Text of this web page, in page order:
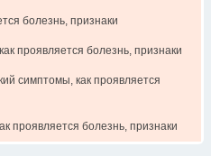
болезнь, признаки
проявляется болезнь, признаки
симптомы, как проявляется
проявляется болезнь, признаки